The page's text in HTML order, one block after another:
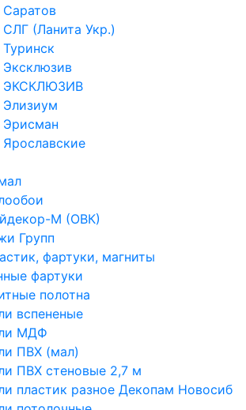
(Ланита Укр.)
ЭКСКЛЮЗИВ
М (ОВК)
Групп
фартуки, магниты
фартуки
полотна
вспененые
МДФ
ПВХ (мал)
ПВХ стеновые 2,7 м
пластик разное Декопам Новосиб